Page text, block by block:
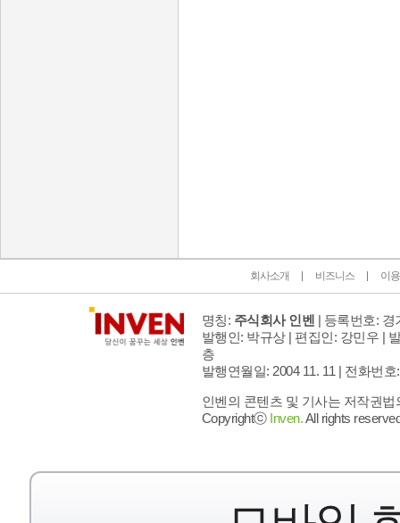
회사소개 비즈니스 이
명칭: 주식회사 인벤 | 등록번호: 경
발행인: 박규상 | 편집인: 강민우 |
층
발행연월일: 2004 11. 11 | 전화번호
인벤의 콘텐츠 및 기사는 저작권
Copyrightⓒ Inven.All rights